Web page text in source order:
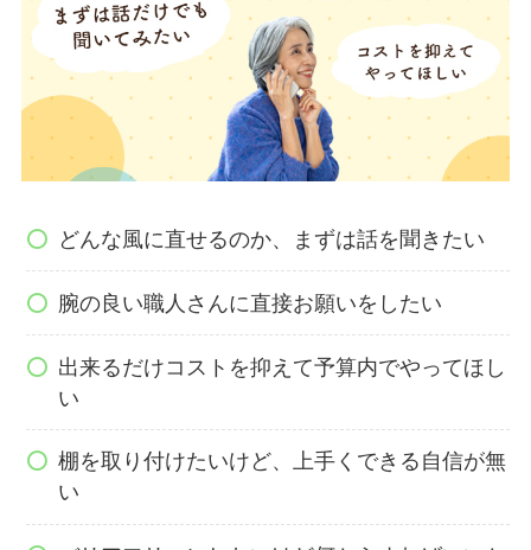
どんな風に直せるのか、まずは話を聞きたい
腕の良い職人さんに直接お願いをしたい
出来るだけコストを抑えて予算内でやってほし
い
棚を取り付けたいけど、上手くできる自信が無
い